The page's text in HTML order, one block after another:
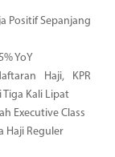
Positif Sepanjang
YoY
Haji, KPR
Kali Lipat
Executive Class
Haji Reguler